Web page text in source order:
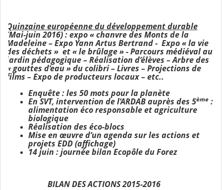
Quinzaine européenne du développement durable
(Mai-juin 2016) : expo « chanvre des Monts de la
Madeleine – Expo Yann Artus Bertrand - Expo « la vie
des déchets » et « le brûlage » - Parcours médiéval au
jardin pédagogique – Réalisation d’élèves – Arbre des
« gouttes d’eau » du colibri – Livres – Projections de
films – Expo de producteurs locaux – etc..
Enquête : les 50 mots pour la planète
En SVT, intervention de l’ARDAB auprès des 5ème :
alimentation éco responsable et agriculture
biologique
Réalisation des éco-blocs
Mise en œuvre d’un agenda sur les actions et
projets EDD (affichage)
14 juin : journée bilan Ecopôle du Forez
BILAN DES ACTIONS 2015-2016